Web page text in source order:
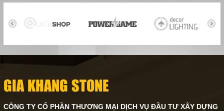
GIA KHANG STONE
CÔNG TY CỔ PHẦN THƯƠNG MẠI DỊCH VỤ ĐẦU TƯ XÂY DỰNG